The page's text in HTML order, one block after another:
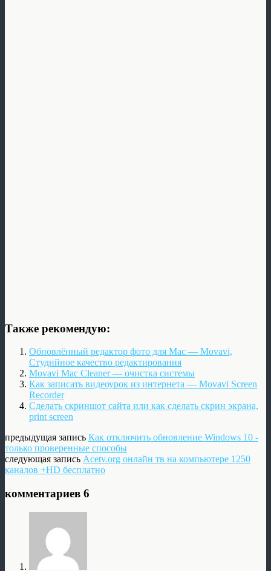
Также рекомендую:
Обновлённый редактор фото для Mac — Movavi,
Студийное качество редактирования
Movavi Mac Cleaner — очистка системы
Как записать видеоурок из интернета — Movavi Screen
Recorder
Сделать скриншот сайта или как сделать скрин экрана,
print screen
предыдущая запись Как отключить обновление Windows 10 -
только проверенные способы
следующая запись Acetv.org онлайн тв на компьютере 1250
каналов +HD бесплатно
комментариев 6